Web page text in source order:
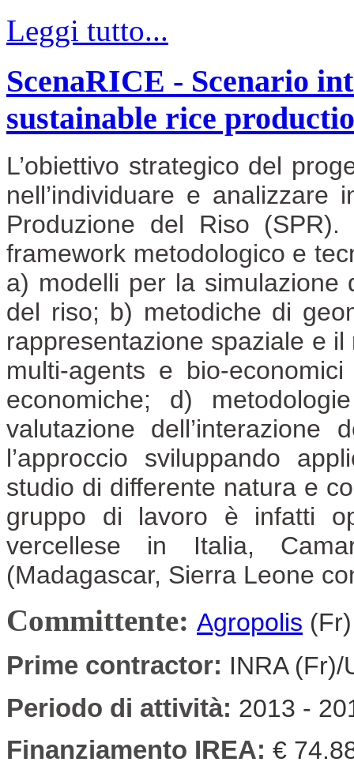
Leggi tutto...
ScenaRICE - Scenario
sustainable rice
L’obiettivo strategico del
nell’individuare e
Produzione del Riso
framework metodologico e
a) modelli per la simulazione
del riso; b) metodiche di
rappresentazione spaziale e
multi-agents e bio-
economiche; d)
valutazione dell’interazione
l’approccio sviluppando
studio di differente natura e
gruppo di lavoro è infatti
vercellese in Italia,
(Madagascar, Sierra Leone
Committente: Agropolis
Prime contractor: INRA (Fr)/
Periodo di attività: 2013 -
Finanziamento IREA: €